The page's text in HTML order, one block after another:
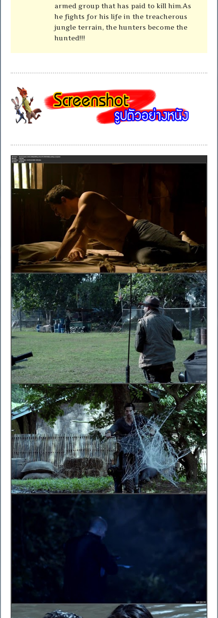
armed group that has paid to kill him.As
he fights for his life in the treacherous
jungle terrain, the hunters become the
hunted!!!